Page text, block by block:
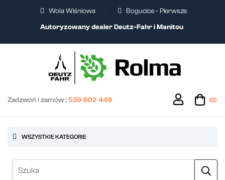
Wola Wiśniowa
Bogucice - Pierwsze
Autoryzowany dealer Deutz-Fahr i Manitou
Zadzwoń i zamów :539 602 449 (0)
WSZYSTKIE KATEGORIE